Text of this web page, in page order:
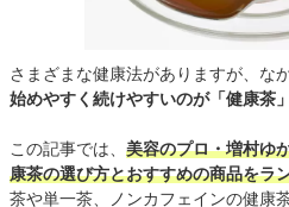
さまざまな健康法がありますが、な
始めやすく続けやすいのが「健康茶」
この記事では、 美容のプロ・増村ゆ
康茶の選び方とおすすめの商品をラ
茶や単一茶、ノンカフェインの健康